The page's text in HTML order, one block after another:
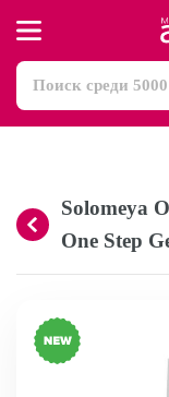
Solomeya
One Step